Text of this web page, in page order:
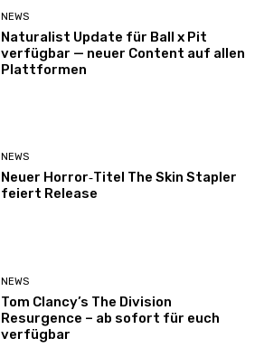
NEWS
Naturalist Update für Ball x Pit
verfügbar — neuer Content auf allen
Plattformen
NEWS
Neuer Horror‑Titel The Skin Stapler
feiert Release
NEWS
Tom Clancy’s The Division
Resurgence – ab sofort für euch
verfügbar